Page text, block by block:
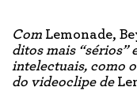
Com Lemonade,
ditos mais “sérios”
intelectuais, como
do videoclipe de